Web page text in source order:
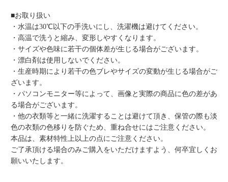
■お取り扱い
・水温は30℃以下の手洗いにし、洗濯機は避けてください。
・高温で洗うと縮み、変形しやすくなります。
・サイズや色味に若干の個体差が生じる場合がございます。
・漂白剤は使用しないでください。
・生産時期により若干の色ブレやサイズの変動が生じる場合がご
ざいます。
・パソコンモニター等によって、画像と実際の商品に色の差があ
る場合がございます。
・他の衣類等と一緒に洗濯することは避けて頂き、保管の際も淡
色の衣類の色移りを防ぐため、重ね合せにはご注意ください。
本品は、素材特性上以上の点にご注意ください。
ご了承頂ける場合のみご購入をいただけますよう、何卒宜しくお
願いいたします。